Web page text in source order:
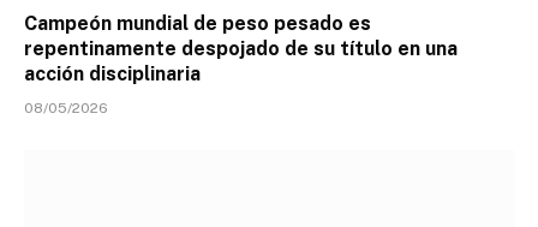
Campeón mundial de peso pesado es
repentinamente despojado de su título en una
acción disciplinaria
08/05/2026